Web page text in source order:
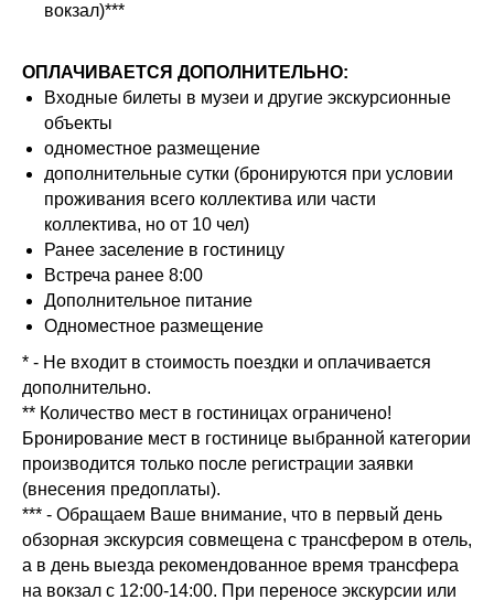
вокзал)***
ОПЛАЧИВАЕТСЯ ДОПОЛНИТЕЛЬНО:
Входные билеты в музеи и другие экскурсионные
объекты
одноместное размещение
дополнительные сутки (бронируются при условии
проживания всего коллектива или части
коллектива, но от 10 чел)
Ранее заселение в гостиницу
Встреча ранее 8:00
Дополнительное питание
Одноместное размещение
* - Не входит в стоимость поездки и оплачивается
дополнительно.
** Количество мест в гостиницах ограничено!
Бронирование мест в гостинице выбранной категории
производится только после регистрации заявки
(внесения предоплаты).
*** - Обращаем Ваше внимание, что в первый день
обзорная экскурсия совмещена с трансфером в отель,
а в день выезда рекомендованное время трансфера
на вокзал с 12:00-14:00. При переносе экскурсии или